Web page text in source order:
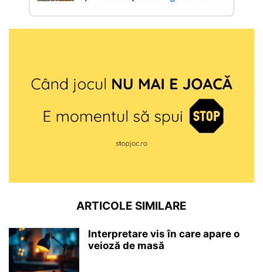
ARTICOLE SIMILARE
Interpretare vis în care apare o
veioză de masă